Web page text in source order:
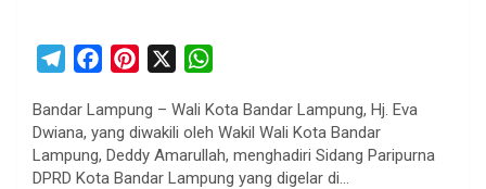
l
e
g
c
e
b
n
t
e
a
s
Bandar Lampung – Wali Kota Bandar Lampung, Hj. Eva
Dwiana, yang diwakili oleh Wakil Wali Kota Bandar
Lampung, Deddy Amarullah, menghadiri Sidang Paripurna
DPRD Kota Bandar Lampung yang digelar di…